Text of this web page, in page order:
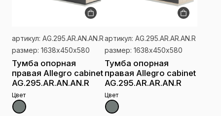
артикул: AG.295.AR.AN.AN.R
размер: 1638х450х580
Тумба опорная
правая Allegro cabinet
AG.295.AR.AN.AN.R
Цвет
артикул: AG.295.AR.AR.AN.R
размер: 1638х450х580
Тумба опорная
правая Allegro cabinet
AG.295.AR.AR.AN.R
Цвет